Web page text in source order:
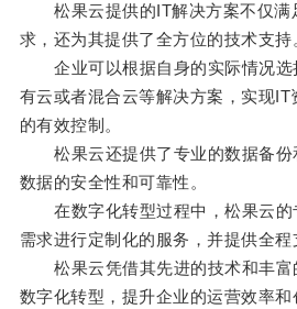
松果云提供的IT解决方案不仅满
求，还为其提供了全方位的技术支持
企业可以根据自身的实际情况选
有云或者混合云等解决方案，实现IT
的有效控制。
松果云还提供了专业的数据备份
数据的安全性和可靠性。
在数字化转型过程中，松果云的
需求进行定制化的服务，并提供全程
松果云凭借其先进的技术和丰富
数字化转型，提升企业的运营效率和